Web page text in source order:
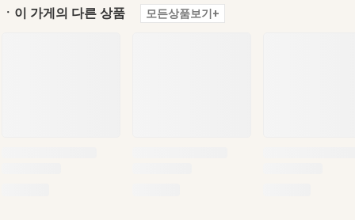
ㆍ이 가게의 다른 상품 모든상품보기+